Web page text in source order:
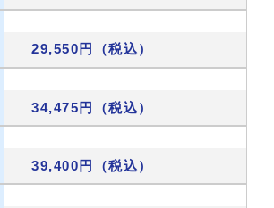
29,550円（税込）
34,475円（税込）
39,400円（税込）